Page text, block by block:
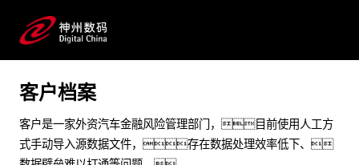
从0到1搭建一站式通用性数据资产平台
客户档案
客户是一家外资汽车金融风险管理部门，目前使用人工方
式手动导入源数据文件，存在数据处理效率低下、